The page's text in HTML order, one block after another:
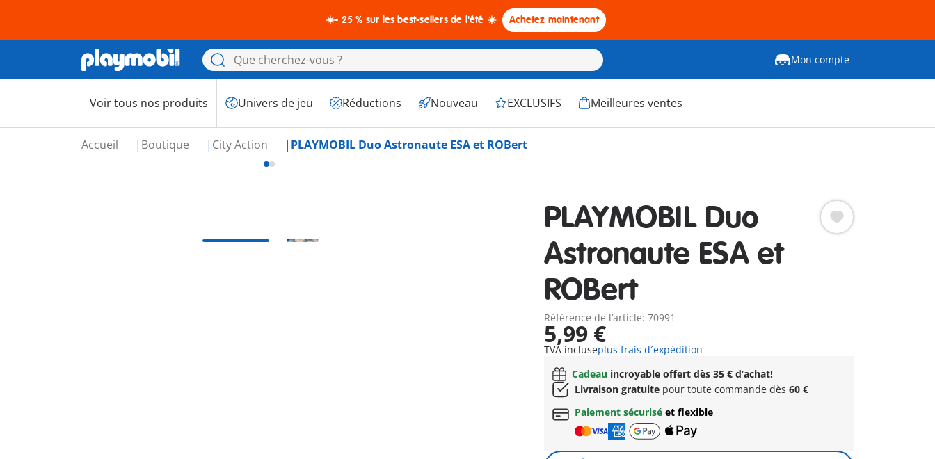
☀️- 25 % sur les best-sellers de l'été ☀️ Achetez maintenant
Mon compte
Voir tous nos produits Univers de jeu Réductions Nouveau EXCLUSIFS Meilleures ventes
Accueil Boutique City Action PLAYMOBIL Duo Astronaute ESA et ROBert
PLAYMOBIL Duo
Astronaute ESA et
ROBert
Référence de l’article: 70991
5,99 €
TVA incluseplus frais d´expédition
Cadeauincroyable offert dès 35 € d’achat!
Livraison gratuite pour toute commande dès 60 €
Paiement sécurisé et flexible